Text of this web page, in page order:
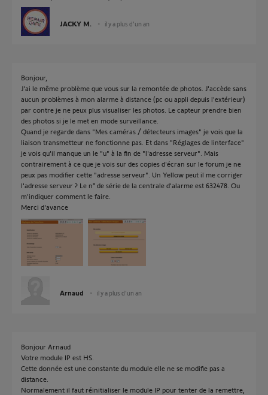
JACKY M. il y a plus d'un an
Bonjour,
J'ai le même problème que vous sur la remontée de photos. J'accède sans
aucun problèmes à mon alarme à distance (pc ou appli depuis l'extérieur)
par contre je ne peux plus visualiser les photos. Le capteur prendre bien
des photos si je le met en mode surveillance.
Quand je regarde dans "Mes caméras / détecteurs images" je vois que la
liaison transmetteur ne fonctionne pas. Et dans "Réglages de linterface"
je vois qu'il manque un le "u" à la fin de "l'adresse serveur". Mais
contrairement à ce que je vois sur des copies d'écran sur le forum je ne
peux pas modifier cette "adresse serveur". Un Yellow peut il me corriger
l'adresse serveur ? Le n° de série de la centrale d'alarme est 632478. Ou
m'indiquer comment le faire.
Merci d'avance
Arnaud il y a plus d'un an
Bonjour Arnaud
Votre module IP est HS.
Cette donnée est une constante du module elle ne se modifie pas a
distance.
Normalement il faut réinitialiser le module IP pour tenter de la remettre,